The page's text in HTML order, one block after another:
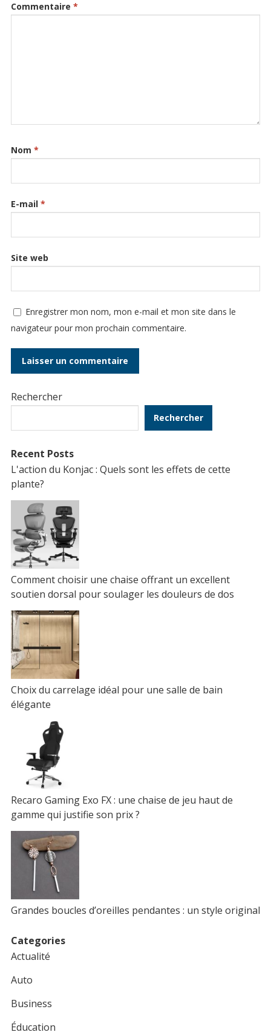
Commentaire *
Nom *
E-mail *
Site web
Enregistrer mon nom, mon e-mail et mon site dans le
navigateur pour mon prochain commentaire.
Rechercher
Rechercher
Recent Posts
L'action du Konjac : Quels sont les effets de cette
plante?
Comment choisir une chaise offrant un excellent
soutien dorsal pour soulager les douleurs de dos
Choix du carrelage idéal pour une salle de bain
élégante
Recaro Gaming Exo FX : une chaise de jeu haut de
gamme qui justifie son prix ?
Grandes boucles d’oreilles pendantes : un style original
Categories
Actualité
Auto
Business
Éducation